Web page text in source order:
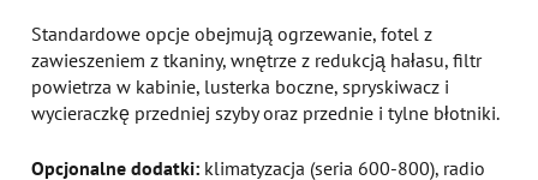
Standardowe opcje obejmują ogrzewanie, fotel z
zawieszeniem z tkaniny, wnętrze z redukcją hałasu, filtr
powietrza w kabinie, lusterka boczne, spryskiwacz i
wycieraczkę przedniej szyby oraz przednie i tylne błotniki.
Opcjonalne dodatki: klimatyzacja (seria 600-800), radio